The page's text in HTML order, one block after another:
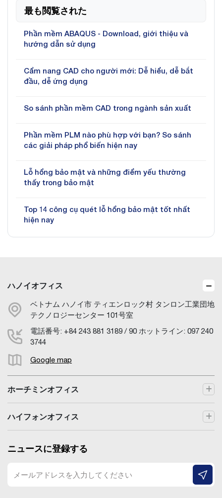
最も閲覧された
Phần mềm ABAQUS - Download, giới thiệu và
hướng dẫn sử dụng
Cẩm nang CAD cho người mới: Dễ hiểu, dễ bắt
đầu, dễ ứng dụng
So sánh phần mềm CAD trong ngành sản xuất
Phần mềm PLM nào phù hợp với bạn? So sánh
các giải pháp phổ biến hiện nay
Lỗ hổng bảo mật và những điểm yếu thường
thấy trong bảo mật
Top 14 công cụ quét lỗ hổng bảo mật tốt nhất
hiện nay
ハノイオフィス
ベトナム ハノイ市 ティエンロック村 タンロン工業団地
テクノロジーセンター 101号室
電話番号: +84 243 881 3189 / 90 ホットライン: 097 240
3744
Google map
ホーチミンオフィス
ハイフォンオフィス
ニュースに登録する